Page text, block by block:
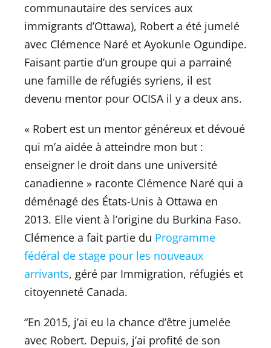
communautaire des services aux
immigrants d’Ottawa), Robert a été jumelé
avec Clémence Naré et Ayokunle Ogundipe.
Faisant partie d’un groupe qui a parrainé
une famille de réfugiés syriens, il est
devenu mentor pour OCISA il y a deux ans.
« Robert est un mentor généreux et dévoué
qui m’a aidée à atteindre mon but :
enseigner le droit dans une université
canadienne » raconte Clémence Naré qui a
déménagé des États-Unis à Ottawa en
2013. Elle vient à l’origine du Burkina Faso.
Clémence a fait partie du Programme
fédéral de stage pour les nouveaux
arrivants, géré par Immigration, réfugiés et
citoyenneté Canada.
“En 2015, j’ai eu la chance d’être jumelée
avec Robert. Depuis, j’ai profité de son